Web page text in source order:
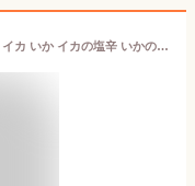
イカの塩辛/伊豆網代/丸亀の秘伝【 塩辛 イカ いか イカの塩辛 いかの塩辛 無添加 グルメ お取り寄せ 美味しい おいしい ギフト グルメ 食品 お歳暮 父の日 父の日ギフト お中元 贈物 贈呈品 新築祝い 引っ越し祝い おつまみ お土産 熱海市 】